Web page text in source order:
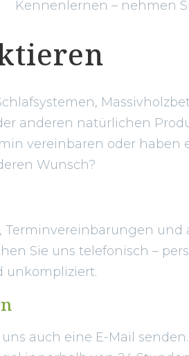
Kennenlernen – nehmen
anderen natürlichen
vereinbaren oder haben
Wunsch?
Terminvereinbarungen und
Sie uns telefonisch –
unkompliziert.
auch eine E-Mail